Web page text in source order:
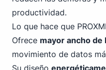
productividad.
Lo que hace que
Ofrece mayor ancho de
movimiento de datos
Su diseño